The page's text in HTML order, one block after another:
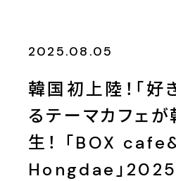
2025.08.05
韓国初上陸！「好
るテーマカフェ
生！ 「BOX
Hongdae」